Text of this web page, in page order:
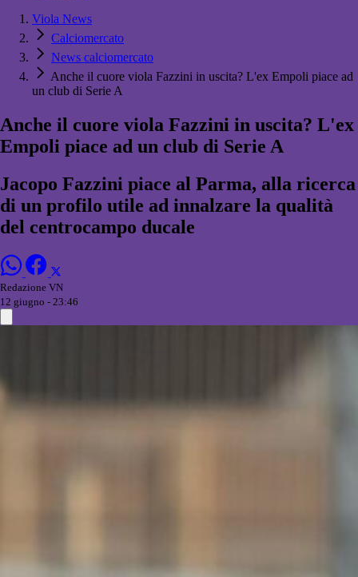
Viola News
Calciomercato
News calciomercato
Anche il cuore viola Fazzini in uscita? L'ex Empoli piace ad
un club di Serie A
Anche il cuore viola Fazzini in uscita? L'ex
Empoli piace ad un club di Serie A
Jacopo Fazzini piace al Parma, alla ricerca
di un profilo utile ad innalzare la qualità
del centrocampo ducale
Redazione VN
12 giugno - 23:46